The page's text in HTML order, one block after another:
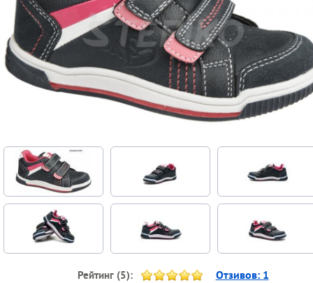
Рейтинг (5): Отзивов: 1